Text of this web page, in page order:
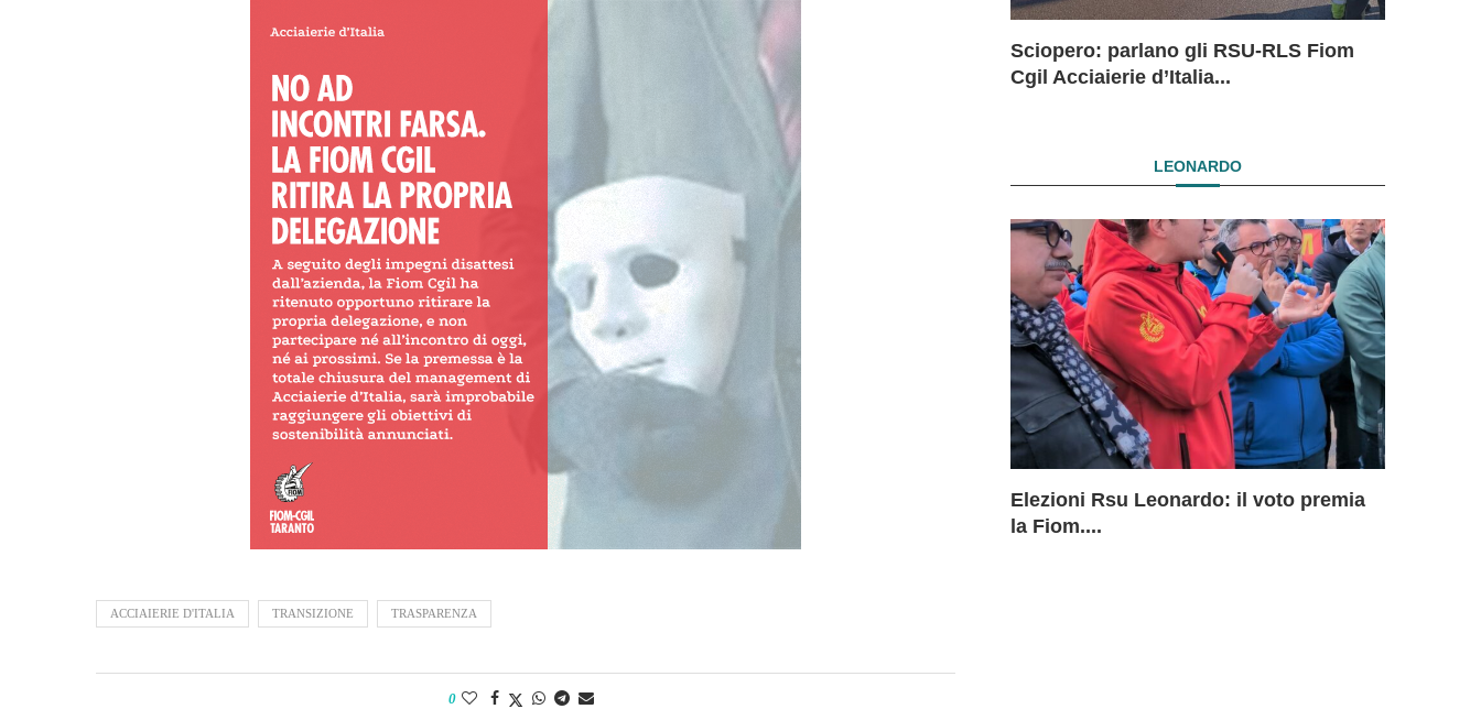
ACCIAIERIE D'ITALIA TRANSIZIONE TRASPARENZA
0
Sciopero: parlano gli RSU-RLS Fiom
Cgil Acciaierie d’Italia...
LEONARDO
Elezioni Rsu Leonardo: il voto premia
la Fiom....